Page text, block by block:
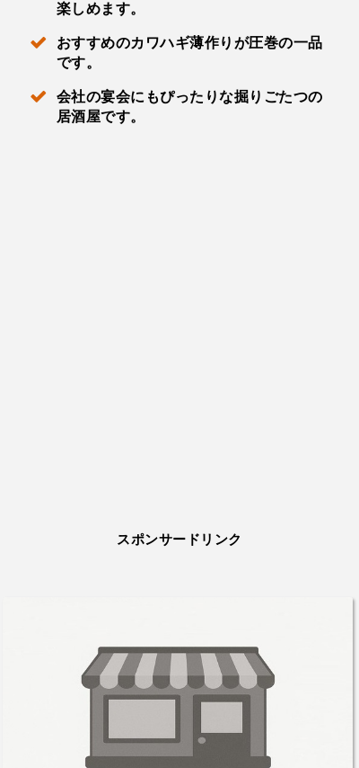
楽しめます。
おすすめのカワハギ薄作りが圧巻の一品
です。
会社の宴会にもぴったりな掘りごたつの
居酒屋です。
スポンサードリンク